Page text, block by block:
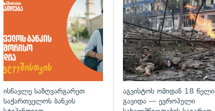
გადახედვა
ისწავლე საზღვარგარეთ
საქართველოს ბანკის
აგვისტოს ომიდან 18 წელი
გავიდა — ევროპული